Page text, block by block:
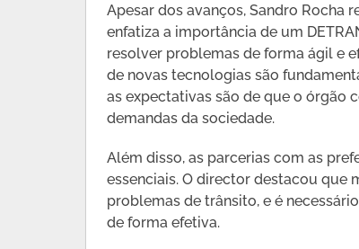
Apesar dos avanços, Sandro Rocha
enfatiza a importância de um
resolver problemas de forma ágil e
de novas tecnologias são
as expectativas são de que o órgão
demandas da sociedade.
Além disso, as parcerias com as
essenciais. O director destacou que
problemas de trânsito, e é
de forma efetiva.